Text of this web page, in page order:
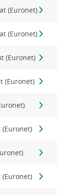
(Euronet)
(Euronet)
(Euronet)
(Euronet)
(Euronet)
(Euronet)